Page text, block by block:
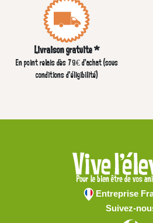
Livraison gratuite *
En point relais dès 79€ d’achat (sous
conditions d'éligibilité)
Entreprise
Suivez-